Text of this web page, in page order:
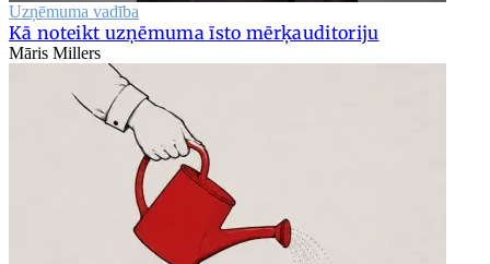
Uzņēmuma vadība
Kā noteikt uzņēmuma īsto mērķauditoriju
Māris Millers